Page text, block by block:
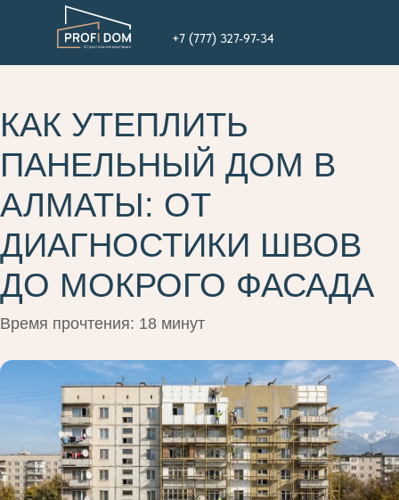
+7 (777) 327-97-34
КАК УТЕПЛИТЬ
ПАНЕЛЬНЫЙ ДОМ В
АЛМАТЫ: ОТ
ДИАГНОСТИКИ ШВОВ
ДО МОКРОГО ФАСАДА
Время прочтения: 18 минут